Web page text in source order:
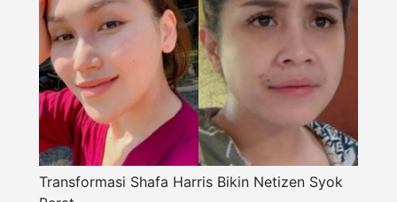
Transformasi Shafa Harris Bikin Netizen Syok